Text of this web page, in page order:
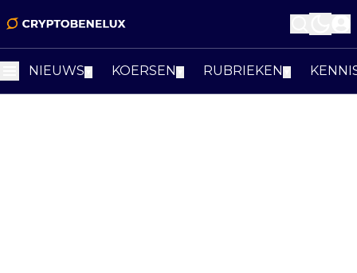
NIEUWS KOERSEN RUBRIEKEN